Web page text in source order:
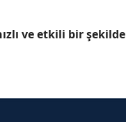
ve etkili bir şekilde